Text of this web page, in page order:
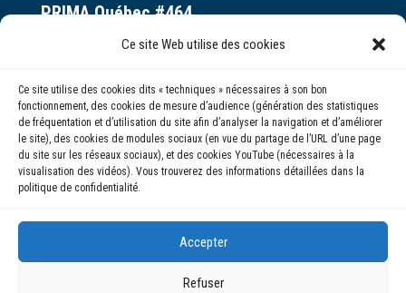
Ce site Web utilise des cookies
Ce site utilise des cookies dits « techniques » nécessaires à son bon
fonctionnement, des cookies de mesure d’audience (génération des statistiques
de fréquentation et d’utilisation du site afin d’analyser la navigation et d’améliorer
le site), des cookies de modules sociaux (en vue du partage de l’URL d’une page
du site sur les réseaux sociaux), et des cookies YouTube (nécessaires à la
visualisation des vidéos). Vous trouverez des informations détaillées dans la
politique de confidentialité.
Accepter
Refuser
PRIMA Québec #464
Espace ax.c
Montréal (QC) H3C 0B4
(514) 284-0211